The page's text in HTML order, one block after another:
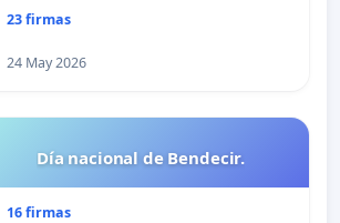
23 firmas
24 May 2026
Día nacional de Bendecir.
16 firmas